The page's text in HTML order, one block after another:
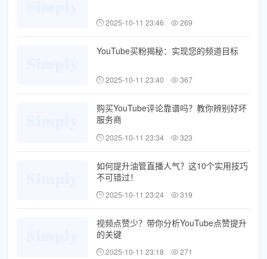
2025-10-11 23:46 269
YouTube买粉揭秘：实现您的频道目标
2025-10-11 23:40 367
购买YouTube评论靠谱吗？教你辨别好坏
服务商
2025-10-11 23:34 323
如何提升油管直播人气？这10个实用技巧
不可错过！
2025-10-11 23:24 319
视频点赞少？带你分析YouTube点赞提升
的关键
2025-10-11 23:18 271